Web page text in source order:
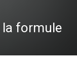
la formule